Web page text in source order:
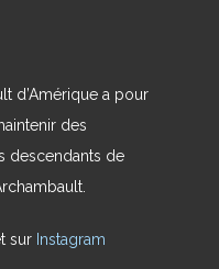
d’Amérique a pour
des
descendants de
sur Instagram